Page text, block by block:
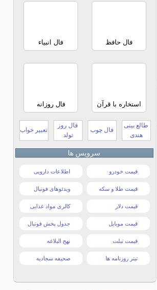
فال حافظ فال انبیاء
استخاره با قرآن فال روزانه
طالع بینی
هندی
فال چوب
فال روز
تولد
تعبیر خواب
سرویس ها
قیمت خودرو اطلاعات دارویی
قیمت طلا و سکه ویدئوهای فوتبال
قیمت دلار کالری مواد غذایی
قیمت موبایل جدول پخش فوتبال
قیمت تبلت نهج البلاغه
تیتر روزنامه ها صحیفه سجادیه